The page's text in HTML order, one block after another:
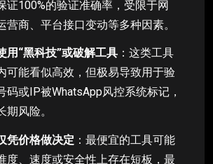
证100%的验证准确率，受限于网
营商、平台接口变动等多种因素。
用“黑科技”或破解工具 ：这类工具
可能看似高效，但极易导致用于验
码或IP被WhatsApp风控系统标记，
期风险。
凭价格做决定 ：最便宜的工具可能
度、速度或安全性上存在短板，最